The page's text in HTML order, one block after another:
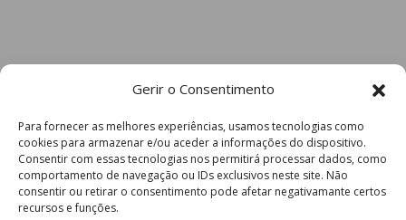
Gerir o Consentimento
Para fornecer as melhores experiências, usamos tecnologias como
cookies para armazenar e/ou aceder a informações do dispositivo.
Consentir com essas tecnologias nos permitirá processar dados, como
comportamento de navegação ou IDs exclusivos neste site. Não
consentir ou retirar o consentimento pode afetar negativamante certos
recursos e funções.